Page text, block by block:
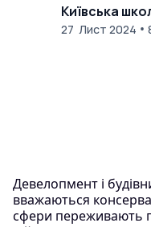
Київська
27 Лист 2024 •
Девелопмент і
вважаються
сфери переживають